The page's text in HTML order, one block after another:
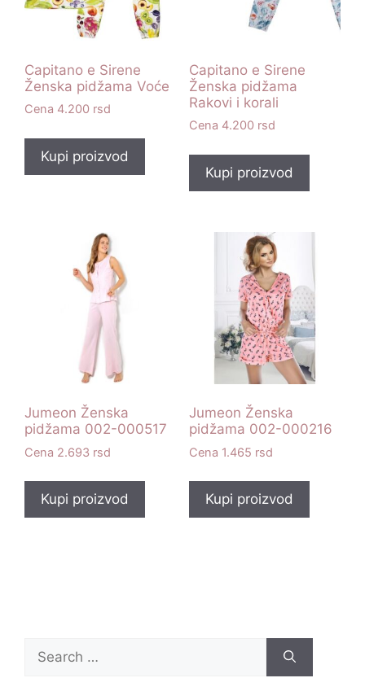
Capitano e Sirene
Ženska pidžama Voće
4.200 rsd
Kupi proizvod
Capitano e Sirene
Ženska pidžama
Rakovi i korali
4.200 rsd
Kupi proizvod
Jumeon Ženska
pidžama 002-000517
2.693 rsd
Kupi proizvod
Jumeon Ženska
pidžama 002-000216
1.465 rsd
Kupi proizvod